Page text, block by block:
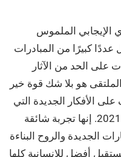
الإيجابي الملموس
كبيرًا من المبادرات
على الحد من الآثار
هو بلا شك قوة خير
الأفكار الجديدة التي
سيتم اختيارها للمشاركة في نسخة 2021. إنها تجربة شائقة
الجديدة والروح البناءة